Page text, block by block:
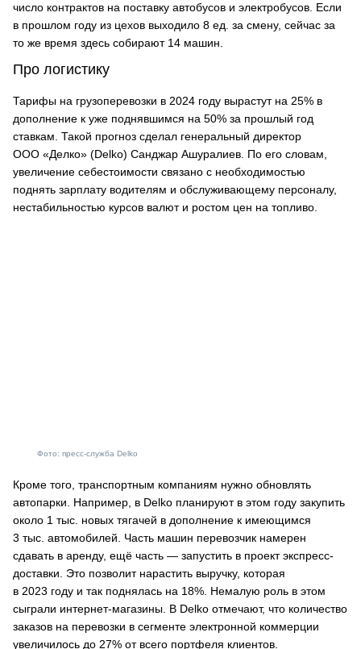
число контрактов на поставку автобусов и электробусов. Если
в прошлом году из цехов выходило 8 ед. за смену, сейчас за
то же время здесь собирают 14 машин.
Про логистику
Тарифы на грузоперевозки в 2024 году вырастут на 25% в
дополнение к уже поднявшимся на 50% за прошлый год
ставкам. Такой прогноз сделал генеральный директор
ООО «Делко» (Delko) Санджар Ашуралиев. По его словам,
увеличение себестоимости связано с необходимостью
поднять зарплату водителям и обслуживающему персоналу,
нестабильностью курсов валют и ростом цен на топливо.
Фото: пресс-служба Delko
Кроме того, транспортным компаниям нужно обновлять
автопарки. Например, в Delko планируют в этом году закупить
около 1 тыс. новых тягачей в дополнение к имеющимся
3 тыс. автомобилей. Часть машин перевозчик намерен
сдавать в аренду, ещё часть — запустить в проект экспресс-
доставки. Это позволит нарастить выручку, которая
в 2023 году и так поднялась на 18%. Немалую роль в этом
сыграли интернет-магазины. В Delko отмечают, что количество
заказов на перевозки в сегменте электронной коммерции
увеличилось до 27% от всего портфеля клиентов.